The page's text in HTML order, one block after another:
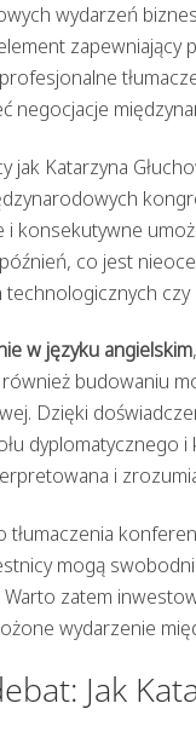
wydarzeń
zapewniający
negocjacje
jak Katarzyna
i konsekutywne
co jest
w języku angielskim
budowaniu
Dzięki
dyplomatycznego
i
mogą
zatem
wydarzenie
Jak